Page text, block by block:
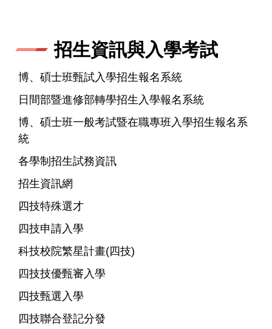
招生資訊與入學考試
博、碩士班甄試入學招生報名系統
日間部暨進修部轉學招生入學報名系統
博、碩士班一般考試暨在職專班入學招生報名系
統
各學制招生試務資訊
招生資訊網
四技特殊選才
四技申請入學
科技校院繁星計畫(四技)
四技技優甄審入學
四技甄選入學
四技聯合登記分發